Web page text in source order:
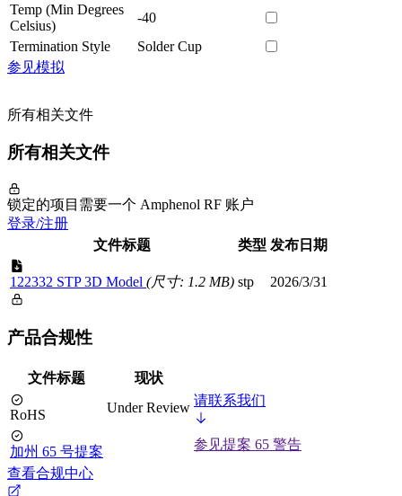
Temp (Min Degrees
Celsius)
-40
Termination Style
Solder Cup
参见模拟
所有相关文件
所有相关文件
锁定的项目需要一个 Amphenol RF 账户
登录/注册
文件标题
类型 发布日期
122332 STP 3D Model (尺寸: 1.2 MB) stp 2026/3/31
产品合规性
文件标题 现状
RoHS Under Review 请联系我们
加州 65 号提案
参见提案 65 警告
查看合规中心